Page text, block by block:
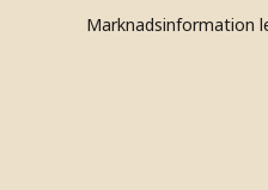
Marknadsinformation